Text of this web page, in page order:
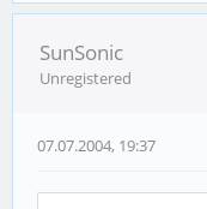
SunSonic
Unregistered
07.07.2004, 19:37